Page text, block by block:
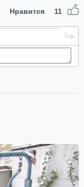
Нравится 11